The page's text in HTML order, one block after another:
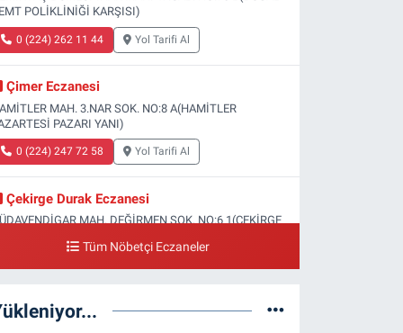
POLİKLİNİĞİ KARŞISI)
0 (224) 262 11 44 Yol Tarifi Al
Çimer Eczanesi
MAH. 3.NAR SOK. NO:8 A(HAMİTLER
PAZARI YANI)
0 (224) 247 72 58 Yol Tarifi Al
Çekirge Durak Eczanesi
MAH. DEĞİRMEN SOK. NO:6 1(ÇEKİRGE
Engin Eczanesi
Tüm Nöbetçi Eczaneler